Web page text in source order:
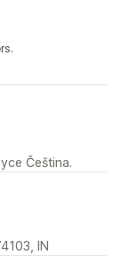
Čeština.
IN